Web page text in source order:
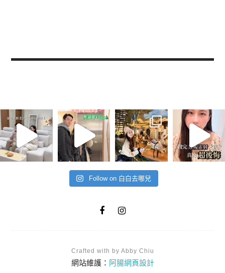
Follow on 白白去哪兒
Crafted with by Abby Chiu
網站維護： 阿腸網頁設計